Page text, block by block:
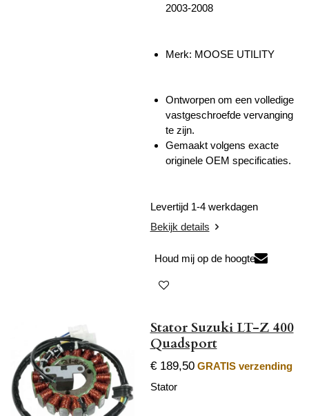
2003-2008
Merk: MOOSE UTILITY
Ontworpen om een volledige
vastgeschroefde vervanging
te zijn.
Gemaakt volgens exacte
originele OEM specificaties.
Levertijd 1-4 werkdagen
Bekijk details
Houd mij op de hoogte
Stator Suzuki LT-Z 400
Quadsport
€ 189,50 GRATIS verzending
Stator